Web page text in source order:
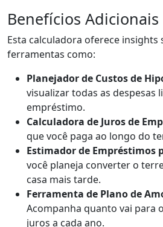
Benefícios Adicionais
Esta calculadora oferece insights
ferramentas como:
Planejador de Custos de
visualizar todas as despesas
empréstimo.
Calculadora de Juros de
que você paga ao longo do
Estimador de Empréstimos
você planeja converter o
casa mais tarde.
Ferramenta de Plano de
Acompanha quanto vai para
juros a cada ano.